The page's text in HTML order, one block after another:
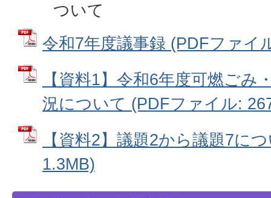
ついて
令和7年度議事録 (PDFファイ
【資料1】令和6年度可燃ごみ
況について (PDFファイル:
【資料2】議題2から議題7に
1.3MB)